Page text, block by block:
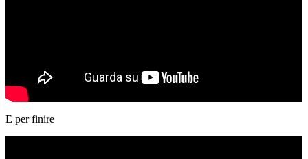
E per finire